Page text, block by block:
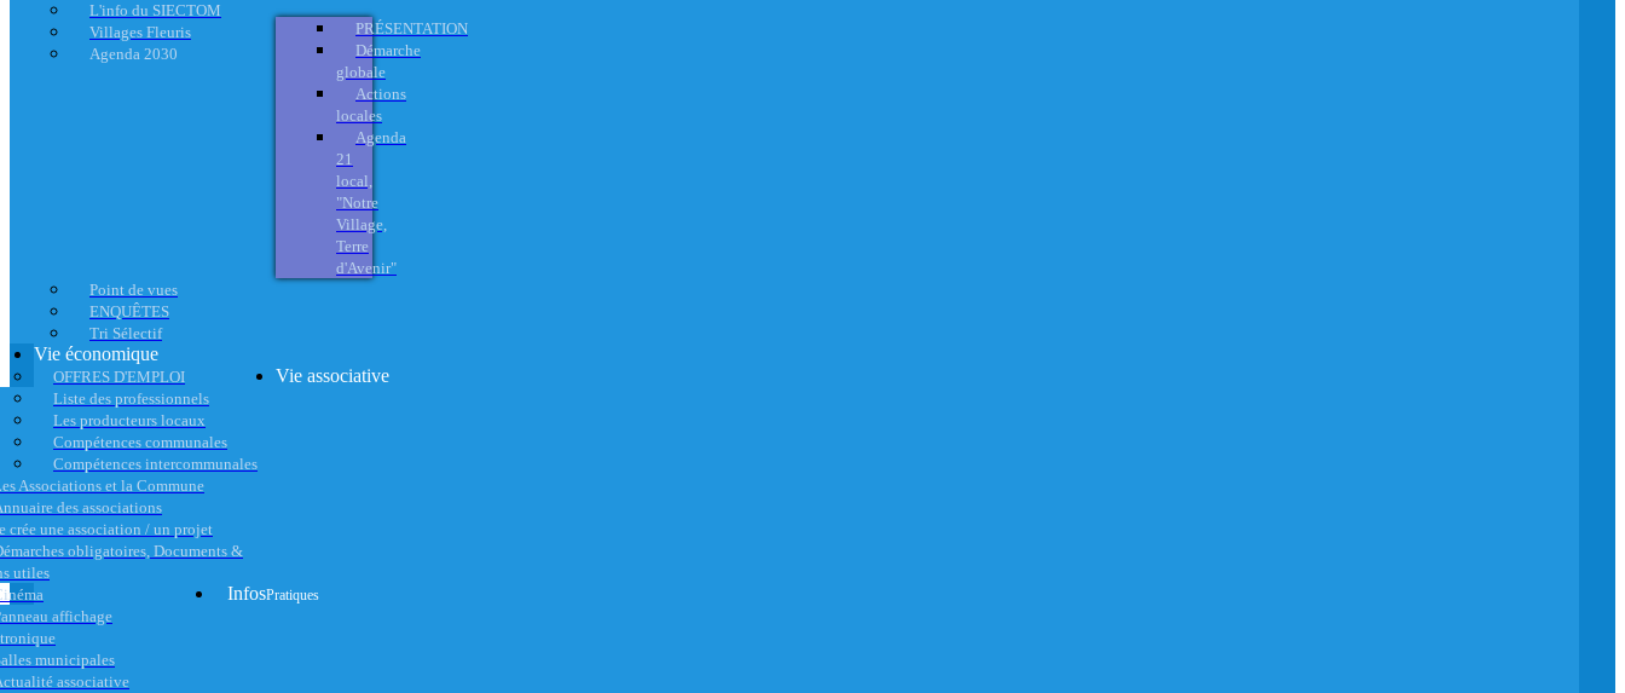
L'info du SIECTOM
Villages Fleuris
Agenda 2030
PRÉSENTATION
Démarche
globale
Actions
locales
Agenda
21
local,
"Notre
Village,
Terre
d'Avenir"
Point de vues
ENQUÊTES
Tri Sélectif
Vie économique
OFFRES D'EMPLOI
Liste des professionnels
Les producteurs locaux
Compétences communales
Compétences intercommunales
Vie associative
Associations et la Commune
des associations
crée une association / un projet
obligatoires, Documents &
utiles
affichage
municipales
associative
InfosPratiques